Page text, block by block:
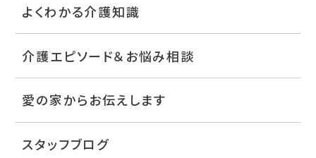
よくわかる介護知識
介護エピソード＆お悩み相談
愛の家からお伝えします
スタッフブログ